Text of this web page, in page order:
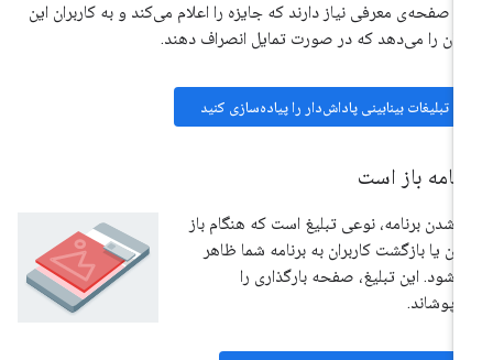
صفحه‌ی معرفی نیاز دارند که جایزه را اعلام می‌کند و به کاربران این
را می‌دهد که در صورت تمایل انصراف دهند.
تبلیغات بینابینی پاداش‌دار را پیاده‌سازی کنید
باز است
شدن برنامه، نوعی تبلیغ است که هنگام باز
یا بازگشت کاربران به برنامه شما ظاهر
این تبلیغ، صفحه بارگذاری را